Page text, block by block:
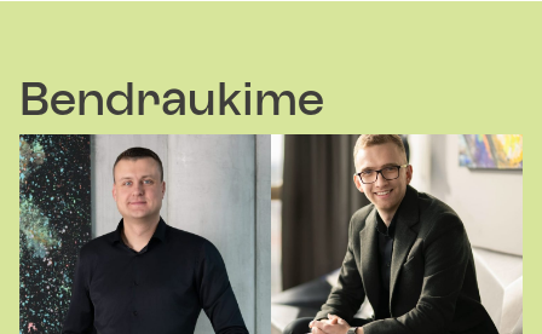
Bendraukime